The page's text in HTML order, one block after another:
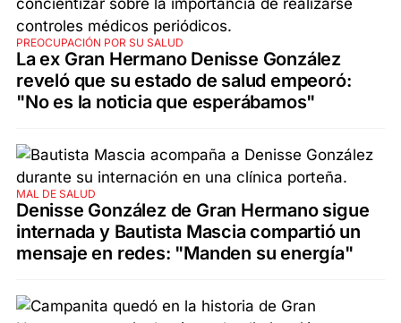
PREOCUPACIÓN POR SU SALUD
La ex Gran Hermano Denisse González
reveló que su estado de salud empeoró:
"No es la noticia que esperábamos"
MAL DE SALUD
Denisse González de Gran Hermano sigue
internada y Bautista Mascia compartió un
mensaje en redes: "Manden su energía"